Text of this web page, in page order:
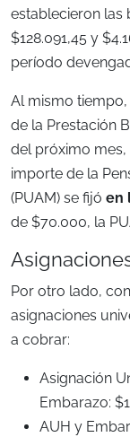
establecieron las
$128.091,45 y
período
Al mismo
de la Prestación
del próximo mes,
importe de la
(PUAM) se fijó en
de $70.000, la
Por otro lado,
asignaciones
a cobrar:
Asignación
Embarazo:
AUH y